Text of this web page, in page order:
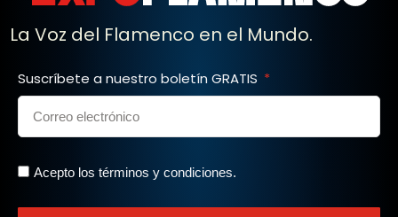
La Voz del Flamenco en el Mundo.
Suscríbete a nuestro boletín GRATIS
Acepto los términos y condiciones.